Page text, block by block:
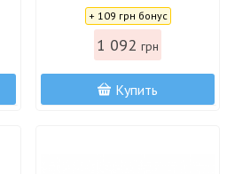
+ 109 грн бонус
1 092 грн
Купить